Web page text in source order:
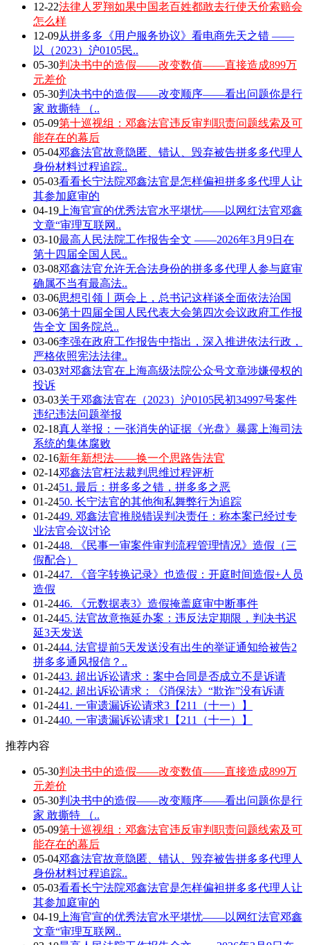
12-22法律人罗翔如果中国老百姓都敢去行使天价索赔会
怎么样
12-09从拼多多《用户服务协议》看电商先天之错 ——
以（2023）沪0105民..
05-30判决书中的造假——改变数值——直接造成899万
元差价
05-30判决书中的造假——改变顺序——看出问题你是行
家 敢撕特 （..
05-09第十巡视组：邓鑫法官违反审判职责问题线索及可
能存在的幕后
05-04邓鑫法官故意隐匿、错认、毁弃被告拼多多代理人
身份材料过程追踪..
05-03看看长宁法院邓鑫法官是怎样偏袒拼多多代理人让
其参加庭审的
04-19 上海官宣的优秀法官水平堪忧——以网红法官邓鑫
文章“审理互联网..
03-10最高人民法院工作报告全文 ——2026年3月9日在
第十四届全国人民..
03-08邓鑫法官允许无合法身份的拼多多代理人参与庭审
确属不当有最高法..
03-06思想引领丨两会上，总书记这样谈全面依法治国
03-06第十四届全国人民代表大会第四次会议政府工作报
告全文 国务院总..
03-06李强在政府工作报告中指出，深入推进依法行政，
严格依照宪法法律..
03-03对邓鑫法官在上海高级法院公众号文章涉嫌侵权的
投诉
03-03关于邓鑫法官在（2023）沪0105民初34997号案件
违纪违法问题举报
02-18真人举报：一张消失的证据《光盘》暴露上海司法
系统的集体腐败
02-16新年新想法——换一个思路告法官
02-14邓鑫法官枉法裁判思维过程评析
01-2451. 最后：拼多多之错，拼多多之恶
01-2450. 长宁法官的其他徇私舞弊行为追踪
01-2449. 邓鑫法官推脱错误判决责任：称本案已经过专
业法官会议讨论
01-2448. 《民事一审案件审判流程管理情况》造假（三
假配合）
01-2447. 《音字转换记录》也造假：开庭时间造假+人员
造假
01-2446. 《元数据表3》造假掩盖庭审中断事件
01-2445. 法官故意拖延办案：违反法定期限，判决书迟
延3天发送
01-2444. 法官提前5天发送没有出生的举证通知给被告2
拼多多通风报信？..
01-2443. 超出诉讼请求：案中合同是否成立不是诉请
01-2442. 超出诉讼请求：《消保法》“欺诈”没有诉请
01-2441. 一审遗漏诉讼请求3【211（十一）】
01-2440. 一审遗漏诉讼请求1【211（十一）】
推荐内容
05-30判决书中的造假——改变数值——直接造成899万
元差价
05-30判决书中的造假——改变顺序——看出问题你是行
家 敢撕特 （..
05-09第十巡视组：邓鑫法官违反审判职责问题线索及可
能存在的幕后
05-04邓鑫法官故意隐匿、错认、毁弃被告拼多多代理人
身份材料过程追踪..
05-03看看长宁法院邓鑫法官是怎样偏袒拼多多代理人让
其参加庭审的
04-19 上海官宣的优秀法官水平堪忧——以网红法官邓鑫
文章“审理互联网..